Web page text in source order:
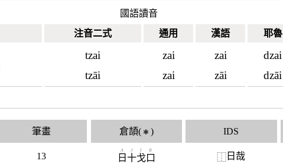
國語讀音
注音二式 通用 漢語 耶魯
tzai
tzāi
zai
zai
zai
zāi
dzai
dzāi
筆畫
13
倉頡( ✱ )
日
A
十
J
戈
I
口
R
IDS
⿰ 日哉